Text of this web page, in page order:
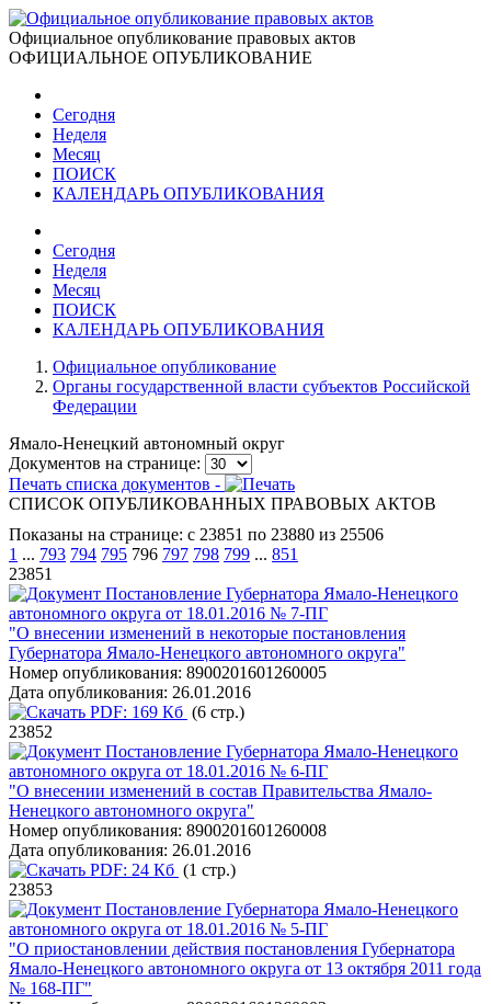
Официальное опубликование правовых актов
ОФИЦИАЛЬНОЕ ОПУБЛИКОВАНИЕ
Сегодня
Неделя
Месяц
ПОИСК
КАЛЕНДАРЬ ОПУБЛИКОВАНИЯ
Сегодня
Неделя
Месяц
ПОИСК
КАЛЕНДАРЬ ОПУБЛИКОВАНИЯ
Официальное опубликование
Органы государственной власти субъектов Российской
Федерации
Ямало-Ненецкий автономный округ
Документов на странице:
Печать списка документов -
СПИСОК ОПУБЛИКОВАННЫХ ПРАВОВЫХ АКТОВ
Показаны на странице: с 23851 по 23880 из 25506
1 ... 793 794 795 796 797 798 799 ... 851
23851
Постановление Губернатора Ямало-Ненецкого
автономного округа от 18.01.2016 № 7-ПГ
"О внесении изменений в некоторые постановления
Губернатора Ямало-Ненецкого автономного округа"
Номер опубликования: 8900201601260005
Дата опубликования: 26.01.2016
PDF: 169 Кб (6 стр.)
23852
Постановление Губернатора Ямало-Ненецкого
автономного округа от 18.01.2016 № 6-ПГ
"О внесении изменений в состав Правительства Ямало-
Ненецкого автономного округа"
Номер опубликования: 8900201601260008
Дата опубликования: 26.01.2016
PDF: 24 Кб (1 стр.)
23853
Постановление Губернатора Ямало-Ненецкого
автономного округа от 18.01.2016 № 5-ПГ
"О приостановлении действия постановления Губернатора
Ямало-Ненецкого автономного округа от 13 октября 2011 года
№ 168-ПГ"